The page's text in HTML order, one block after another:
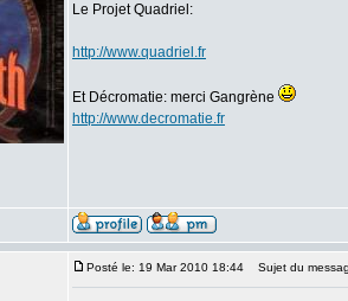
Le Projet Quadriel:
http://www.quadriel.fr
Et Décromatie: merci Gangrène
http://www.decromatie.fr
Posté le: 19 Mar 2010 18:44 Sujet du